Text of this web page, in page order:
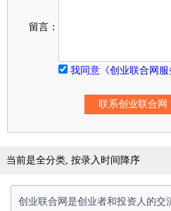
留言：
我同意《创业联合网服
当前是全分类, 按录入时间降序
创业联合网是创业者和投资人的交